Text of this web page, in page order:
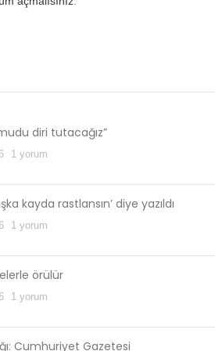
diri tutacağız”
1 yorum
kayda rastlansın’ diye yazıldı
1 yorum
örülür
1 yorum
Cumhuriyet Gazetesi